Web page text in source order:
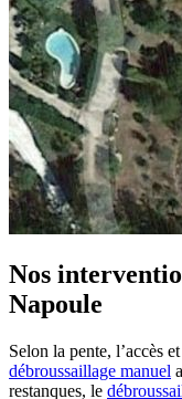
Nos
Napoule
Selon la pente, l’accès
débroussaillage manuel
restanques, le